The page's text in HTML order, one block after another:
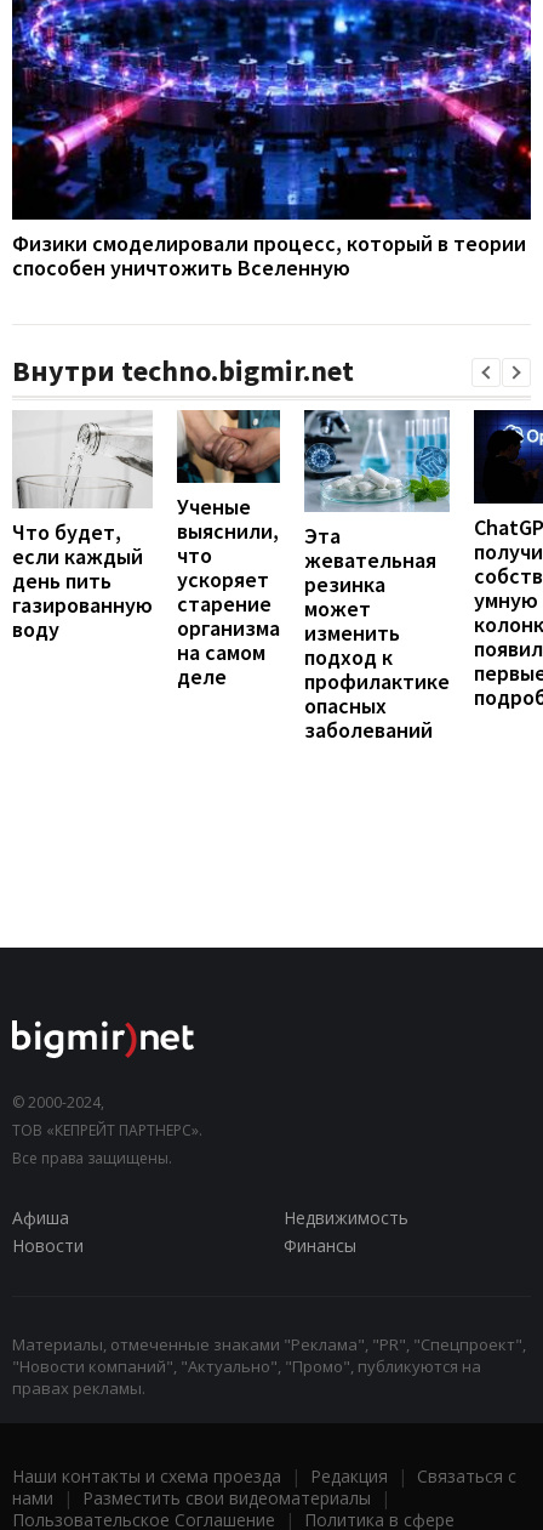
Физики смоделировали процесс, который в теории
способен уничтожить Вселенную
Внутри techno.bigmir.net
Что будет,
если каждый
день пить
газированную
воду
Ученые
выяснили,
что
ускоряет
старение
организма
на самом
деле
Эта
жевательная
резинка
может
изменить
подход к
профилактике
опасных
заболеваний
умную
© 2000-2024,
ТОВ «КЕПРЕЙТ ПАРТНЕРС».
Все права защищены.
Афиша
Недвижимость
Новости
Финансы
Материалы, отмеченные знаками "Реклама", "PR", "Спецпроект",
"Новости компаний", "Актуально", "Промо", публикуются на
правах рекламы.
Наши контакты и схема проезда | Редакция | Связаться с
нами | Разместить свои видеоматериалы |
Пользовательское Соглашение | Политика в сфере